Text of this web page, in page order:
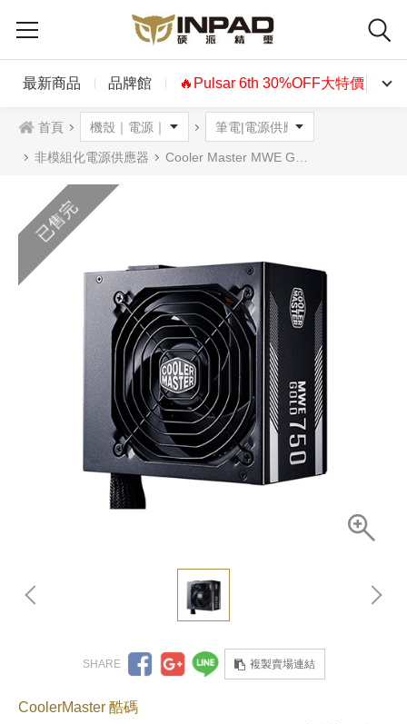
最新商品 品牌館 🔥Pulsar 6th 30%OFF大特價🔥
首頁
非模組化電源供應器 Cooler Master MWE GOLD 金牌電源供應器 直出線750W
已售完
複製賣場連結
CoolerMaster 酷碼